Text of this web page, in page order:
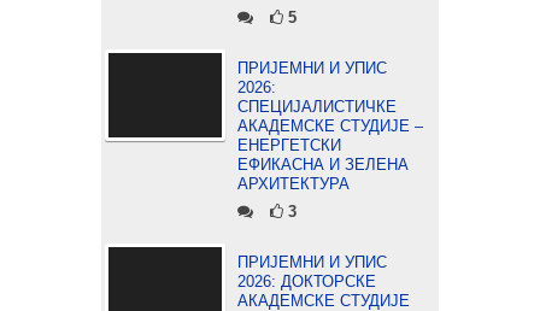
5
ПРИЈЕМНИ И УПИС
2026:
СПЕЦИЈАЛИСТИЧКЕ
АКАДЕМСКЕ СТУДИЈЕ –
ЕНЕРГЕТСКИ
ЕФИКАСНА И ЗЕЛЕНА
АРХИТЕКТУРА
3
ПРИЈЕМНИ И УПИС
2026: ДОКТОРСКЕ
АКАДЕМСКЕ СТУДИЈЕ